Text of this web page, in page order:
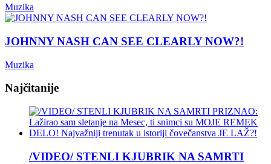
Muzika
JOHNNY NASH CAN SEE CLEARLY NOW?!
Muzika
Najčitanije
/VIDEO/ STENLI KJUBRIK NA SAMRTI